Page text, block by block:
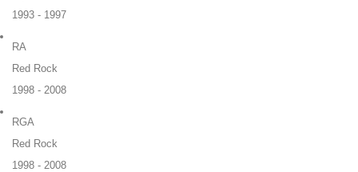
1993 - 1997
RA
Red Rock
1998 - 2008
RGA
Red Rock
1998 - 2008